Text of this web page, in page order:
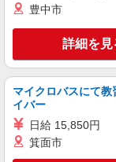
キープ
アルバイト パート
丸亀製麺長野店
豊中市
詳細を見
マイクロバスにて
イバー
日給 15,850円
箕面市